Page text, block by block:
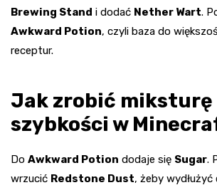
Brewing Stand i dodać Nether Wart.
Awkward Potion, czyli baza do
receptur.
Jak zrobić miksturę
szybkości w
Do Awkward Potion dodaje się Sugar.
wrzucić Redstone Dust, żeby wydłużyć